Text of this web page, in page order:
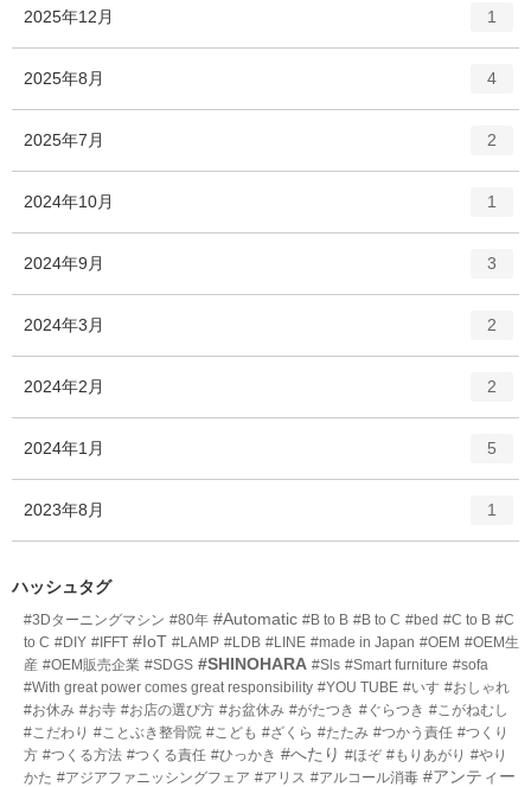
リ
ー
2025年12月
ー
1
2025年8月
ー
数
4
2025年7月
リ
ー
2
2024年10月
ー
1
2024年9月
ー
3
2024年3月
ー
2
2024年2月
ー
2
2024年1月
ー
5
2023年8月
リ
数
1
ハッシュタグ
#3Dターニングマシン #80年 #Automatic #B to B #B to C #bed #C to B #C
to C #DIY #IFFT #IoT #LAMP #LDB #LINE #made in Japan #OEM #OEM生
産 #OEM販売企業 #SDGS #SHINOHARA #Sls #Smart furniture #sofa
#With great power comes great responsibility #YOU TUBE #いす #おしゃれ
#お休み #お寺 #お店の選び方 #お盆休み #がたつき #ぐらつき #こがねむし
#こだわり #ことぶき整骨院 #こども #ざくら #たたみ #つかう責任 #つくり
方 #つくる方法 #つくる責任 #ひっかき #へたり #ほぞ #もりあがり #やり
かた #アジアファニッシングフェア #アリス #アルコール消毒 #アンティー